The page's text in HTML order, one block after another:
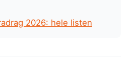
2026: hele listen